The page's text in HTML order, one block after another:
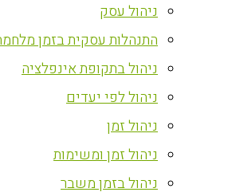
ניהול עסק
התנהלות עסקית בזמן מלחמה
ניהול בתקופת אינפלציה
ניהול לפי יעדים
ניהול זמן
ניהול זמן ומשימות
ניהול בזמן משבר